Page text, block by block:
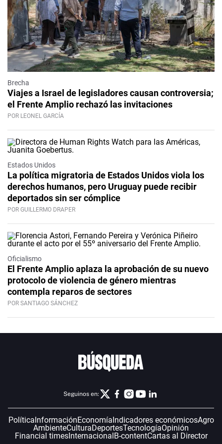
Brecha
Viajes a Israel de legisladores causan controversia;
el Frente Amplio rechazó las invitaciones
POR LEONEL GARCÍA
Estados Unidos
La política migratoria de Estados Unidos viola los
derechos humanos, pero Uruguay puede recibir
deportados sin ser cómplice
POR GUILLERMO DRAPER
Oficialismo
El Frente Amplio aplaza la aprobación de su nuevo
protocolo de violencia de género mientras
contempla reparos de sectores
POR SANTIAGO SÁNCHEZ
Seguinos en:
PolíticaInformaciónEconomíaIndicadores económicosAgro
AmbienteCulturaDeportesTecnologíaOpinión
Financial timesInternacionalB-contentCartas al Director